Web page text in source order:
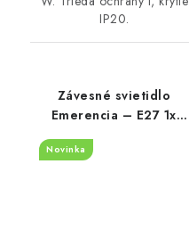
IP20.
Závesné svietidlo
Emerencia – E27 1x
MAX 40 W – IP20
Novinka